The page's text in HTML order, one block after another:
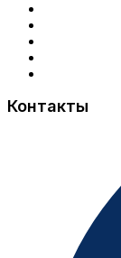
Контакты